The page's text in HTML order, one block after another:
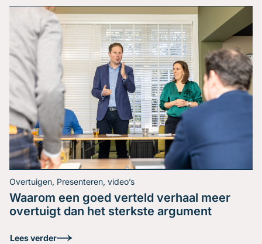
Hoe houd je de regie in
Overtuigen, Presenteren, video’s
Waarom een goed verteld verhaal meer
overtuigt dan het sterkste argument
Lees verder